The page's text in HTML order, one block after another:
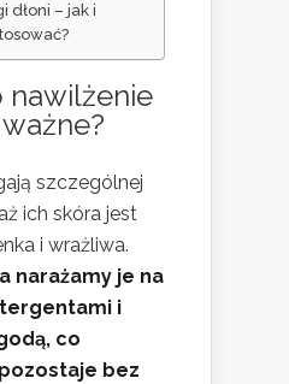
dłoni – jak i
nawilżenie
szczególnej
ich skóra jest
i wrażliwa.
narażamy je na
i
co
bez